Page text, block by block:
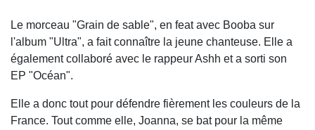
Le morceau "Grain de sable", en feat avec Booba sur
l'album "Ultra", a fait connaître la jeune chanteuse. Elle a
également collaboré avec le rappeur Ashh et a sorti son
EP "Océan".
Elle a donc tout pour défendre fièrement les couleurs de la
France. Tout comme elle, Joanna, se bat pour la même